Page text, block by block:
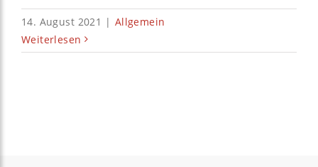
14. August 2021 | Allgemein
Weiterlesen